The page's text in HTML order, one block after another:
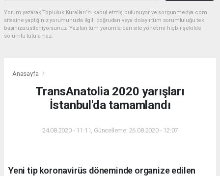
Yorum yazarak Topluluk Kuralları’nı kabul etmiş bulunuyor ve sorgunmedya.com
sitesine yaptığınız yorumunuzla ilgili doğrudan veya dolaylı tüm sorumluluğu tek
başınıza üstleniyorsunuz. Yazılan tüm yorumlardan site yönetimi hiçbir şekilde
sorumlu tutulamaz.
Anasayfa
TransAnatolia 2020 yarışları
İstanbul'da tamamlandı
24.08.2020 - 11:11, Güncelleme: 26.08.2020 - 12:07
Yeni tip koronavirüs döneminde organize edilen